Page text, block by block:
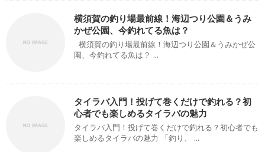
横須賀の釣り場最前線！海辺つり公園＆うみ
かぜ公園、今釣れてる魚は？
横須賀の釣り場最前線！海辺つり公園＆うみかぜ公
園、今釣れてる魚は？ ...
タイラバ入門！投げて巻くだけで釣れる？初
心者でも楽しめるタイラバの魅力
タイラバ入門！投げて巻くだけで釣れる？初心者でも
楽しめるタイラバの魅力 「釣り、 ...